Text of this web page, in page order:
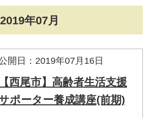
年07月
開日：2019年07月16日
【西尾市】高齢者生活支援
ポーター養成講座(前期)